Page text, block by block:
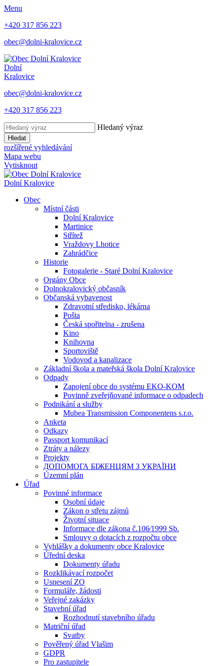
Menu
+420 317 856 223
obec@dolni-kralovice.cz
Dolní
Kralovice
obec@dolni-kralovice.cz
+420 317 856 223
Hledaný výraz
Hledat
rozšířené vyhledávání
Mapa webu
Vytisknout
Dolní Kralovice
Obec
Místní části
Dolní Kralovice
Martinice
Střítež
Vraždovy Lhotice
Zahrádčice
Historie
Fotogalerie - Staré Dolní Kralovice
Orgány Obce
Dolnokralovický občasník
Občanská vybavenost
Zdravotní středisko, lékárna
Pošta
Česká spořitelna - zrušena
Kino
Knihovna
Sportoviště
Vodovod a kanalizace
Základní škola a mateřská škola Dolní Kralovice
Odpady
Zapojení obce do systému EKO-KOM
Povinně zveřejňované informace o odpadech
Podnikání a služby
Mubea Transmission Componentens s.r.o.
Anketa
Odkazy
Passport komunikací
Ztráty a nálezy
Projekty
ДОПОМОГА БІЖЕНЦЯМ З УКРАЇНИ
Územní plán
Úřad
Povinné informace
Osobní údaje
Zákon o střetu zájmů
Životní situace
Informace dle zákona č.106⁄1999 Sb.
Smlouvy o dotacích z rozpočtu obce
Vyhlášky a dokumenty obce Kralovice
Úřední deska
Dokumenty úřadu
Rozklikávací rozpočet
Usnesení ZO
Formuláře, žádosti
Veřejné zakázky
Stavební úřad
Rozhodnutí stavebního úřadu
Matriční úřad
Svatby
Pověřený úřad Vlašim
GDPR
Pro zastupitele